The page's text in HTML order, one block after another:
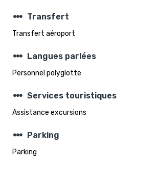
steppers Transfert
Transfert aéroport
steppers Langues parlées
Personnel polyglotte
steppers Services touristiques
Assistance excursions
steppers Parking
Parking